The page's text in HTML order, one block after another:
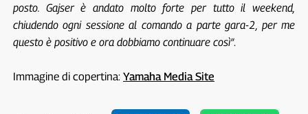
posto. Gajser è andato molto forte per tutto il weekend,
chiudendo ogni sessione al comando a parte gara-2, per me
questo è positivo e ora dobbiamo continuare così”.
Immagine di copertina: Yamaha Media Site